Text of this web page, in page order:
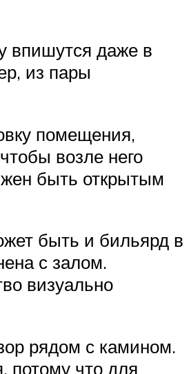
впишутся даже в
из пары
помещения,
возле него
быть открытым
быть и бильярд в
с залом.
визуально
рядом с камином.
потому что для